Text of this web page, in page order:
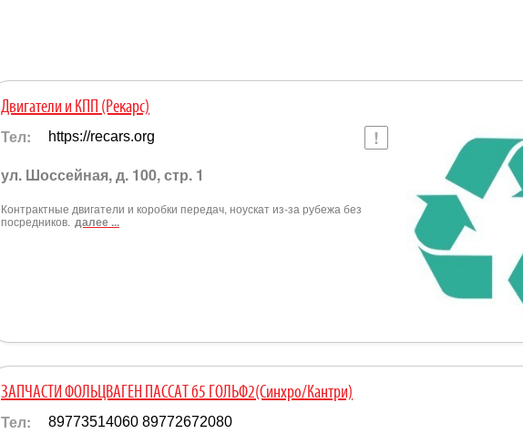
Двигатели и КПП (Рекарс)
Тел: https://recars.org
ул. Шоссейная, д. 100, стр. 1
Контрактные двигатели и коробки передач, ноускат из-за рубежа без
посредников. далее ...
ЗАПЧАСТИ ФОЛЬЦВАГЕН ПАССАТ б5 ГОЛЬФ2(Синхро/Кантри)
Тел: 89773514060 89772672080